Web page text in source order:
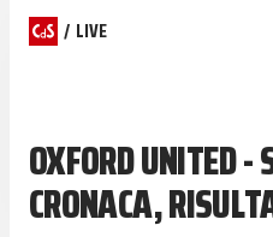
/ LIVE
OXFORD UNITED -
CRONACA,